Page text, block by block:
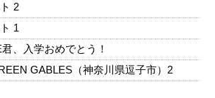
2
1
、入学おめでとう！
GABLES（神奈川県逗子市）2